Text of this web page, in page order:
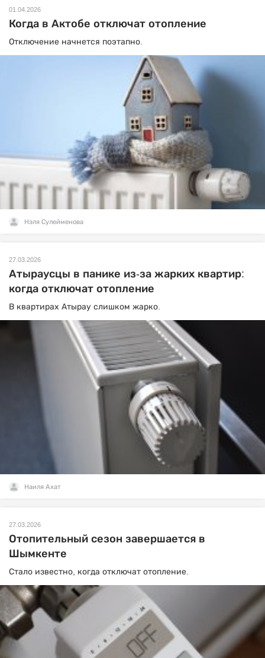
01.04.2026
Когда в Актобе отключат отопление
Отключение начнется поэтапно.
Нэля Сулейменова
27.03.2026
Атыраусцы в панике из-за жарких квартир:
когда отключат отопление
В квартирах Атырау слишком жарко.
Наиля Ахат
27.03.2026
Отопительный сезон завершается в
Шымкенте
Стало известно, когда отключат отопление.